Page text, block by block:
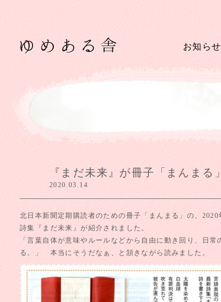
お知らせ
『まだ未来』が冊子「まんま
2020.03.14
北日本新聞定期購読者のための冊子「まんまる」の、
詩集『まだ未来』が紹介されました。
「言葉自体が意味やルールなどから自由に動き回り、日
る。」 本当にそうだなぁ、と頷きながら読みました。